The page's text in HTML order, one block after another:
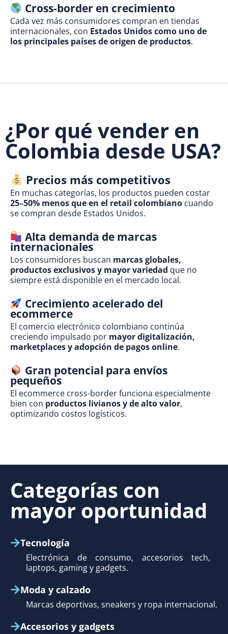
Cross-border en crecimiento
Cada vez más consumidores compran en tiendas
internacionales, con Estados Unidos como uno de
los principales países de origen de productos.
¿Por qué vender en
Colombia desde USA?
Precios más competitivos
En muchas categorías, los productos pueden costar
25–50% menos que en el retail colombiano cuando
se compran desde Estados Unidos.
Alta demanda de marcas
internacionales
Los consumidores buscan marcas globales,
productos exclusivos y mayor variedad que no
siempre está disponible en el mercado local.
Crecimiento acelerado del
ecommerce
El comercio electrónico colombiano continúa
creciendo impulsado por mayor digitalización,
marketplaces y adopción de pagos online.
Gran potencial para envíos
pequeños
El ecommerce cross-border funciona especialmente
bien con productos livianos y de alto valor,
optimizando costos logísticos.
Categorías con
mayor oportunidad
Tecnología
Electrónica de consumo, accesorios tech,
laptops, gaming y gadgets.
Moda y calzado
Marcas deportivas, sneakers y ropa internacional.
Accesorios y gadgets